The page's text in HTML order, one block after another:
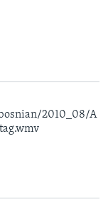
2010_08/A